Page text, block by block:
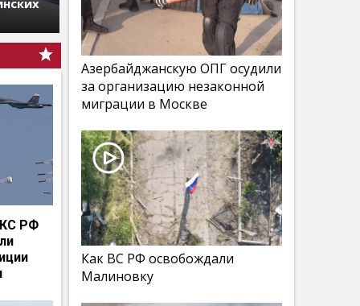
РФ
Азербайджанскую ОПГ осудили
за организацию незаконной
миграции в Москве
Как ВС РФ освобождали
Малиновку